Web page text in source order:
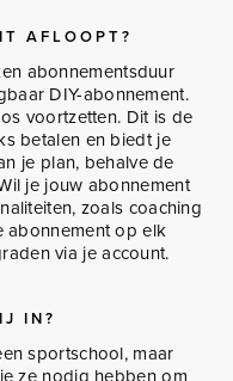
AFLOOPT?
abonnementsduur
DIY-abonnement.
voortzetten. Dit is de
betalen en biedt je
je plan, behalve de
je jouw abonnement
zoals coaching
abonnement op elk
via je account.
IN?
sportschool, maar
ze nodig hebben om